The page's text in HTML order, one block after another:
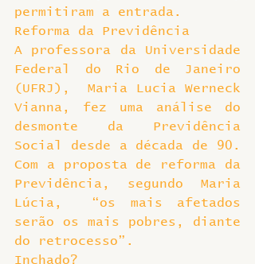
permitiram a entrada.
Reforma da Previdência
A professora da Universidade
Federal do Rio de Janeiro
(UFRJ),  Maria Lucia Werneck
Vianna, fez uma análise do
desmonte da Previdência
Social desde a década de 90.
Com a proposta de reforma da
Previdência, segundo Maria
Lúcia,  “os mais afetados
serão os mais pobres, diante
do retrocesso”.
Inchado?